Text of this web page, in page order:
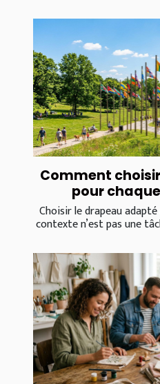
Comment
pour
Choisir le drapeau
contexte n’est pas une